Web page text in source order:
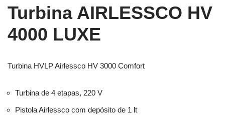
Turbina AIRLESSCO HV
4000 LUXE
Turbina HVLP Airlessco HV 3000 Comfort
Turbina de 4 etapas, 220 V
Pistola Airlessco com depósito de 1 lt